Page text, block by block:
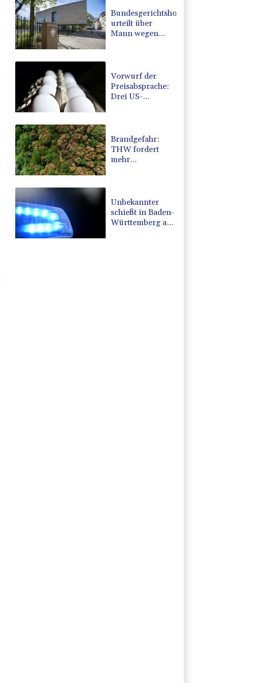
Bundesgerichtshof
urteilt über
Mann wegen
Vorwurf der
Preisabsprache:
Drei US-
spenden
Brandgefahr:
THW fordert
mehr
Unbekannter
schießt in Baden-
Württemberg auf